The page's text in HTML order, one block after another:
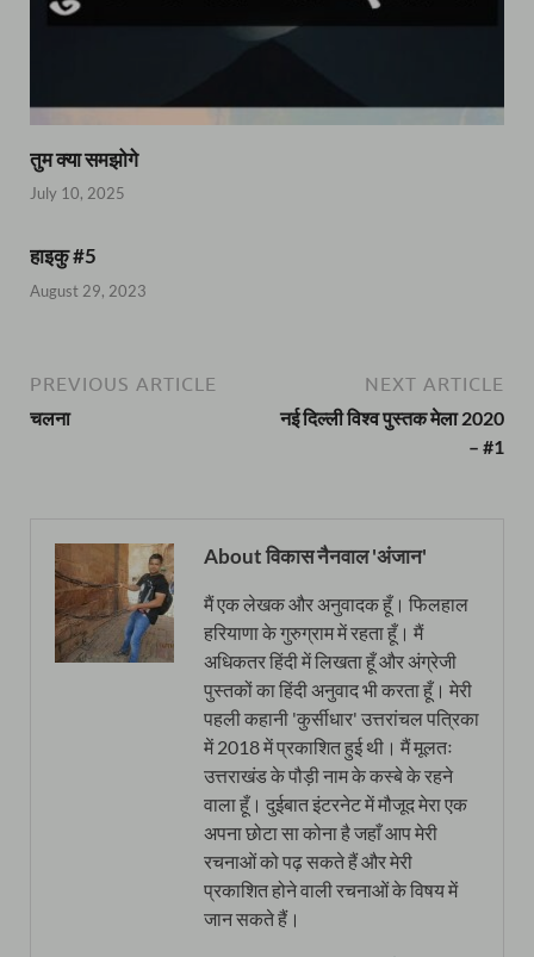
तुम क्या समझोगे
July 10, 2025
हाइकु #5
August 29, 2023
PREVIOUS ARTICLE
चलना
NEXT ARTICLE
नई दिल्ली विश्व पुस्तक मेला 2020
– #1
About विकास नैनवाल 'अंजान'
मैं एक लेखक और अनुवादक हूँ। फिलहाल
हरियाणा के गुरुग्राम में रहता हूँ। मैं
अधिकतर हिंदी में लिखता हूँ और अंग्रेजी
पुस्तकों का हिंदी अनुवाद भी करता हूँ। मेरी
पहली कहानी 'कुर्सीधार' उत्तरांचल पत्रिका
में 2018 में प्रकाशित हुई थी। मैं मूलतः
उत्तराखंड के पौड़ी नाम के कस्बे के रहने
वाला हूँ। दुईबात इंटरनेट में मौजूद मेरा एक
अपना छोटा सा कोना है जहाँ आप मेरी
रचनाओं को पढ़ सकते हैं और मेरी
प्रकाशित होने वाली रचनाओं के विषय में
जान सकते हैं।